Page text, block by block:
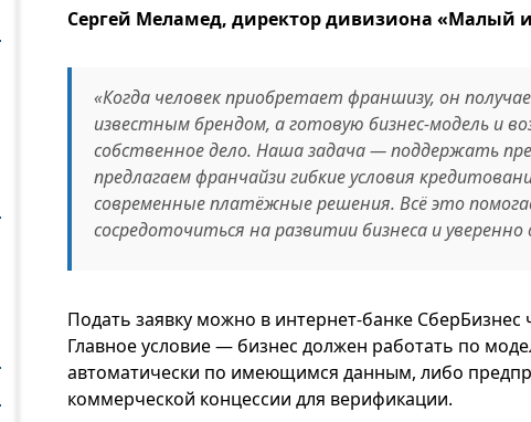
Сергей Меламед, директор дивизиона «Малый
«Когда человек приобретает франшизу, он
известным брендом, а готовую бизнес-модель и
собственное дело. Наша задача — поддержать
предлагаем франчайзи гибкие условия
современные платёжные решения. Всё это
сосредоточиться на развитии бизнеса и уверенно
Подать заявку можно в интернет-банке
Главное условие — бизнес должен работать по
автоматически по имеющимся данным, либо
коммерческой концессии для верификации.